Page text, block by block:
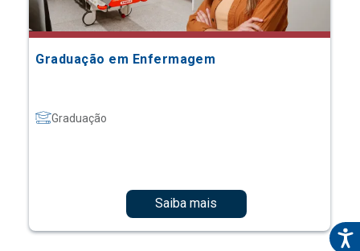
Graduação em Enfermagem
Graduação
Saiba mais